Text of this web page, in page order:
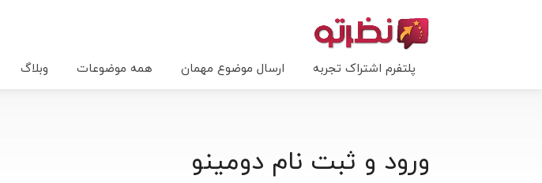
پلتفرم اشتراک تجربه ارسال موضوع مهمان همه موضوعات وبلاگ
ورود و ثبت نام دومینو